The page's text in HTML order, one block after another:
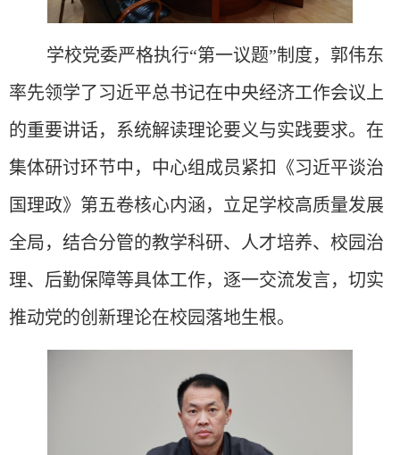
学校党委严格执行“第一议题”制度，郭伟东
率先领学了习近平总书记在中央经济工作会议上
的重要讲话，系统解读理论要义与实践要求。在
集体研讨环节中，中心组成员紧扣《习近平谈治
国理政》第五卷核心内涵，立足学校高质量发展
全局，结合分管的教学科研、人才培养、校园治
理、后勤保障等具体工作，逐一交流发言，切实
推动党的创新理论在校园落地生根。